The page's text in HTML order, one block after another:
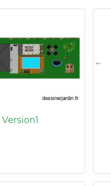
Version1